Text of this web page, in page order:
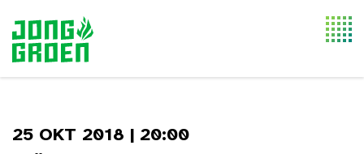
25 OKT 2018 | 20:00